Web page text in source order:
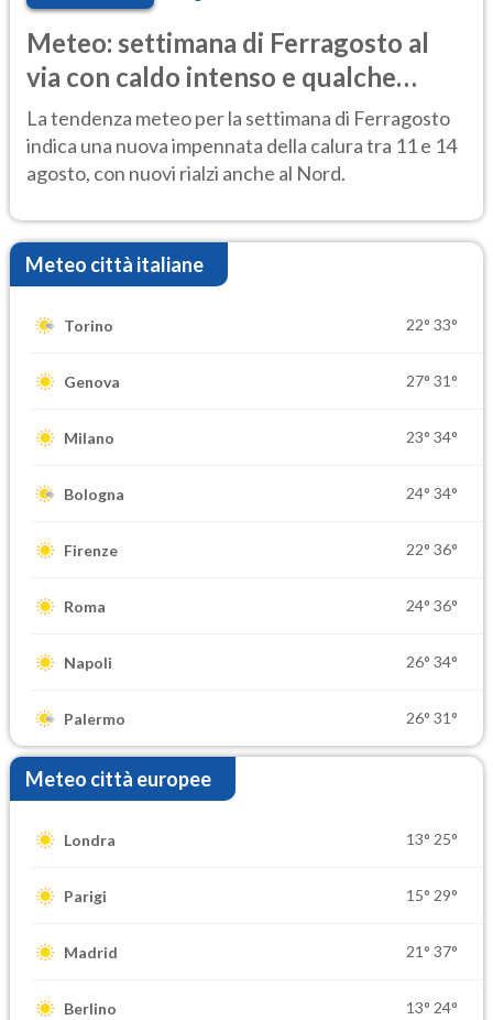
Meteo: settimana di Ferragosto al
via con caldo intenso e qualche
temporale
La tendenza meteo per la settimana di Ferragosto
indica una nuova impennata della calura tra 11 e 14
agosto, con nuovi rialzi anche al Nord.
Meteo città italiane
Torino 22° 33°
Genova 27° 31°
Milano 23° 34°
Bologna 24° 34°
Firenze 22° 36°
Roma 24° 36°
Napoli 26° 34°
Palermo 26° 31°
Meteo città europee
Londra 13° 25°
Parigi 15° 29°
Madrid 21° 37°
Berlino 13° 24°